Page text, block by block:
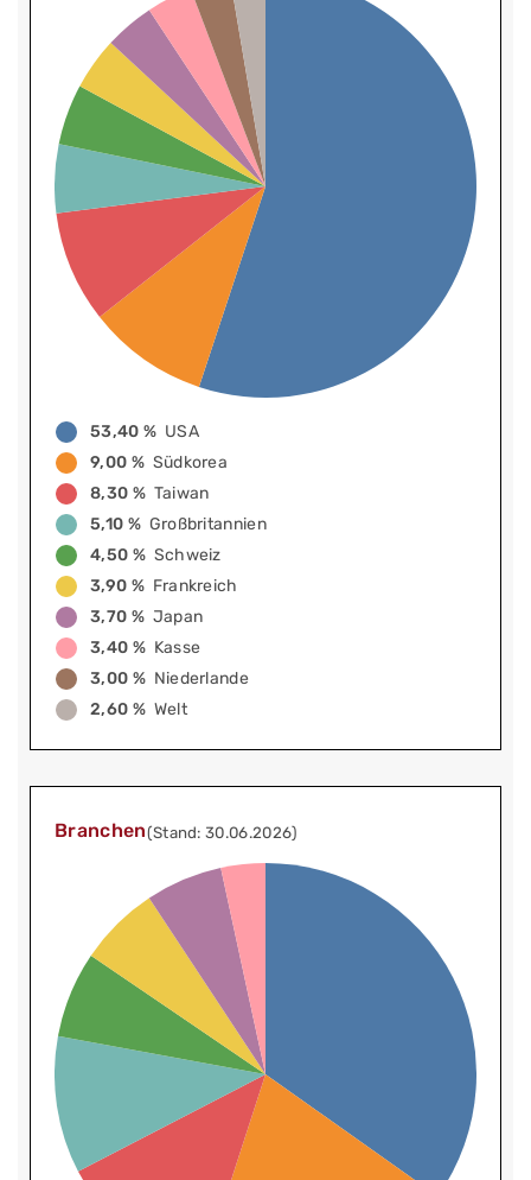
53,40 % USA
9,00 % Südkorea
8,30 % Taiwan
5,10 % Großbritannien
4,50 % Schweiz
3,90 % Frankreich
3,70 % Japan
3,40 % Kasse
3,00 % Niederlande
2,60 % Welt
Branchen(Stand: 30.06.2026)